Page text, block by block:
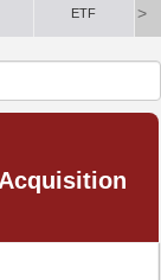
ETF